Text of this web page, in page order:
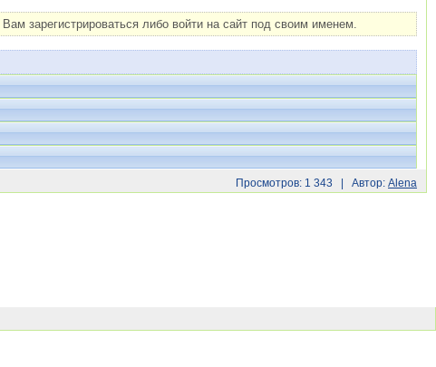
зарегистрироваться либо войти на сайт под своим именем.
Просмотров: 1 343 | Автор: Alena